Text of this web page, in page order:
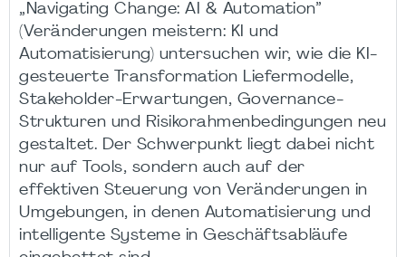
„Navigating Change: AI & Automation”
(Veränderungen meistern: KI und
Automatisierung) untersuchen wir, wie die KI-
gesteuerte Transformation Liefermodelle,
Stakeholder-Erwartungen, Governance-
Strukturen und Risikorahmenbedingungen neu
gestaltet. Der Schwerpunkt liegt dabei nicht
nur auf Tools, sondern auch auf der
effektiven Steuerung von Veränderungen in
Umgebungen, in denen Automatisierung und
intelligente Systeme in Geschäftsabläufe